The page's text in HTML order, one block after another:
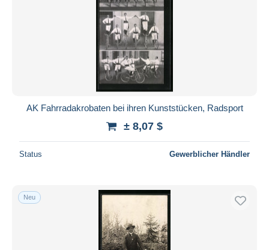
Übernehmen
AK Fahrradakrobaten bei ihren Kunststücken, Radsport
± 8,07 $
Status Gewerblicher Händler
Neu